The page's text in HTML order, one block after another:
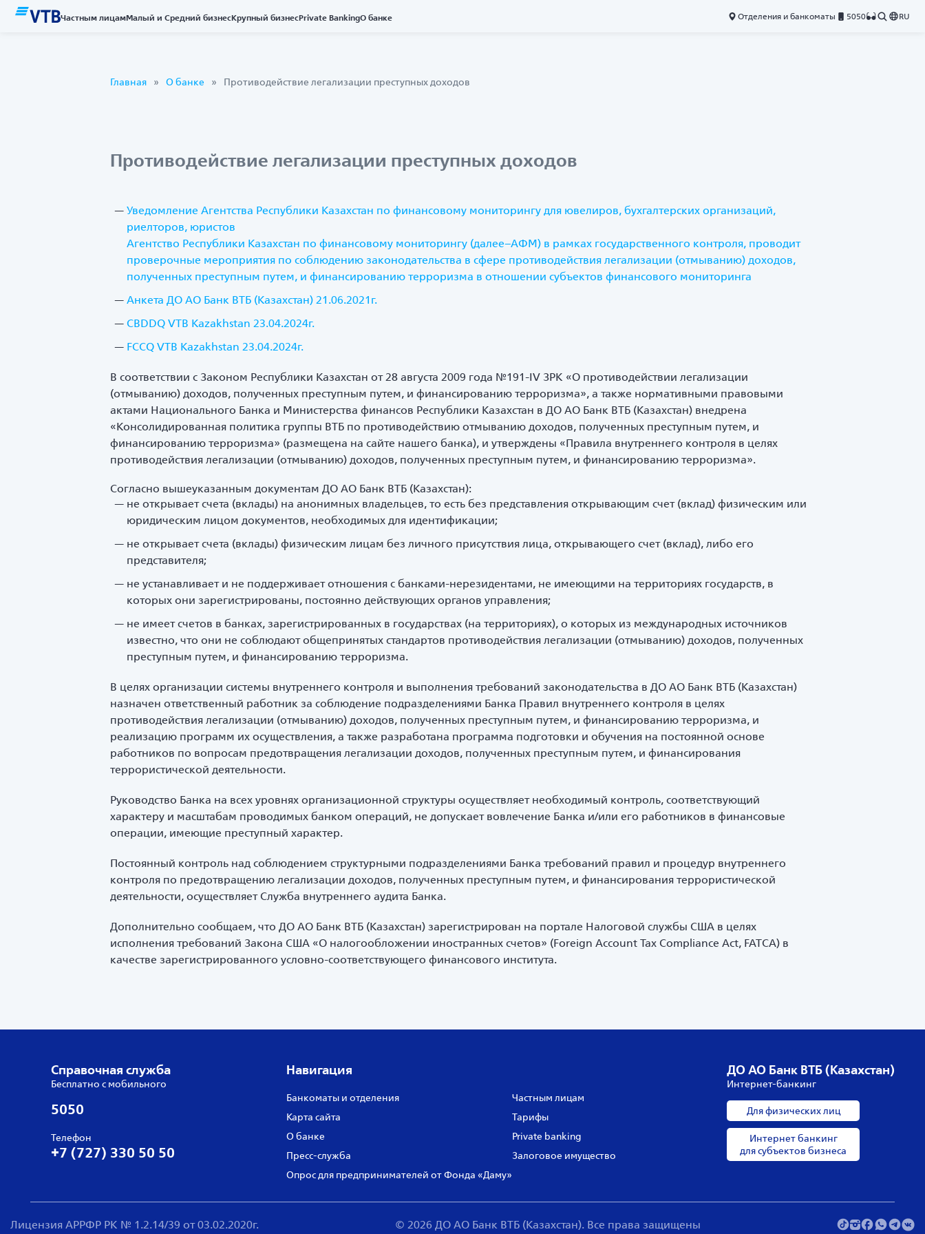
Частным лицамМалый и Средний бизнесКрупный бизнесPrivate BankingО банке Отделения и банкоматы 5050 RU
Главная О банке Противодействие легализации преступных доходов
Противодействие легализации преступных доходов
Уведомление Агентства Республики Казахстан по финансовому мониторингу для ювелиров, бухгалтерских организаций,
риелторов, юристов
Агентство Республики Казахстан по финансовому мониторингу (далее–АФМ) в рамках государственного контроля, проводит
проверочные мероприятия по соблюдению законодательства в сфере противодействия легализации (отмыванию) доходов,
полученных преступным путем, и финансированию терроризма в отношении субъектов финансового мониторинга
Анкета ДО АО Банк ВТБ (Казахстан) 21.06.2021г.
CBDDQ VTB Kazakhstan 23.04.2024г.
FCCQ VTB Kazakhstan 23.04.2024г.
В соответствии с Законом Республики Казахстан от 28 августа 2009 года №191-IV ЗРК «О противодействии легализации
(отмыванию) доходов, полученных преступным путем, и финансированию терроризма», а также нормативными правовыми
актами Национального Банка и Министерства финансов Республики Казахстан в ДО АО Банк ВТБ (Казахстан) внедрена
«Консолидированная политика группы ВТБ по противодействию отмыванию доходов, полученных преступным путем, и
финансированию терроризма» (размещена на сайте нашего банка), и утверждены «Правила внутреннего контроля в целях
противодействия легализации (отмыванию) доходов, полученных преступным путем, и финансированию терроризма».
Согласно вышеуказанным документам ДО АО Банк ВТБ (Казахстан):
не открывает счета (вклады) на анонимных владельцев, то есть без представления открывающим счет (вклад) физическим или
юридическим лицом документов, необходимых для идентификации;
не открывает счета (вклады) физическим лицам без личного присутствия лица, открывающего счет (вклад), либо его
представителя;
не устанавливает и не поддерживает отношения с банками-нерезидентами, не имеющими на территориях государств, в
которых они зарегистрированы, постоянно действующих органов управления;
не имеет счетов в банках, зарегистрированных в государствах (на территориях), о которых из международных источников
известно, что они не соблюдают общепринятых стандартов противодействия легализации (отмыванию) доходов, полученных
преступным путем, и финансированию терроризма.
В целях организации системы внутреннего контроля и выполнения требований законодательства в ДО АО Банк ВТБ (Казахстан)
назначен ответственный работник за соблюдение подразделениями Банка Правил внутреннего контроля в целях
противодействия легализации (отмыванию) доходов, полученных преступным путем, и финансированию терроризма, и
реализацию программ их осуществления, а также разработана программа подготовки и обучения на постоянной основе
работников по вопросам предотвращения легализации доходов, полученных преступным путем, и финансирования
террористической деятельности.
Руководство Банка на всех уровнях организационной структуры осуществляет необходимый контроль, соответствующий
характеру и масштабам проводимых банком операций, не допускает вовлечение Банка и/или его работников в финансовые
операции, имеющие преступный характер.
Постоянный контроль над соблюдением структурными подразделениями Банка требований правил и процедур внутреннего
контроля по предотвращению легализации доходов, полученных преступным путем, и финансирования террористической
деятельности, осуществляет Служба внутреннего аудита Банка.
Дополнительно сообщаем, что ДО АО Банк ВТБ (Казахстан) зарегистрирован на портале Налоговой службы США в целях
исполнения требований Закона США «О налогообложении иностранных счетов» (Foreign Account Tax Compliance Act, FATCA) в
качестве зарегистрированного условно-соответствующего финансового института.
Справочная служба
Бесплатно с мобильного
5050
Телефон
+7 (727) 330 50 50
Навигация
Банкоматы и отделения
Карта сайта
О банке
Пресс‑служба
Опрос для предпринимателей от Фонда «Даму»
Частным лицам
Тарифы
Private banking
Залоговое имущество
ДО АО Банк ВТБ (Казахстан)
Интернет-банкинг
Для физических лиц
Интернет банкинг
для субъектов бизнеса
Лицензия АРРФР РК № 1.2.14/39 от 03.02.2020г. © 2026 ДО АО Банк ВТБ (Казахстан). Все права защищены